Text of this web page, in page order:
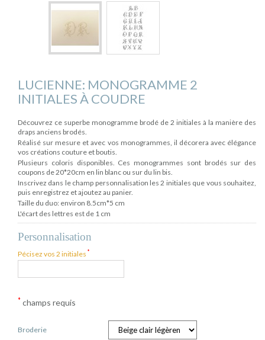
LUCIENNE: MONOGRAMME 2
INITIALES À COUDRE
Découvrez ce superbe monogramme brodé de 2 initiales à la manière des
draps anciens brodés.
Réalisé sur mesure et avec vos monogrammes, il décorera avec élégance
vos créations couture et boutis.
Plusieurs coloris disponibles. Ces monogrammes sont brodés sur des
coupons de 20*20cm en lin blanc ou sur du lin bis.
Inscrivez dans le champ personnalisation les 2 initiales que vous souhaitez,
puis enregistrez et ajoutez au panier.
Taille du duo: environ 8.5cm*5 cm
L'écart des lettres est de 1 cm
Personnalisation
Pécisez vos 2 initiales *
* champs requis
Broderie